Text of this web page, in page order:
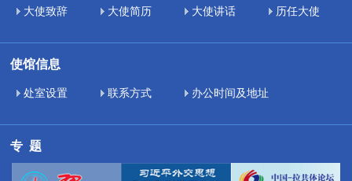
大使致辞 大使简历 大使讲话 历任大使
使馆信息
处室设置 联系方式 办公时间及地址
专  题